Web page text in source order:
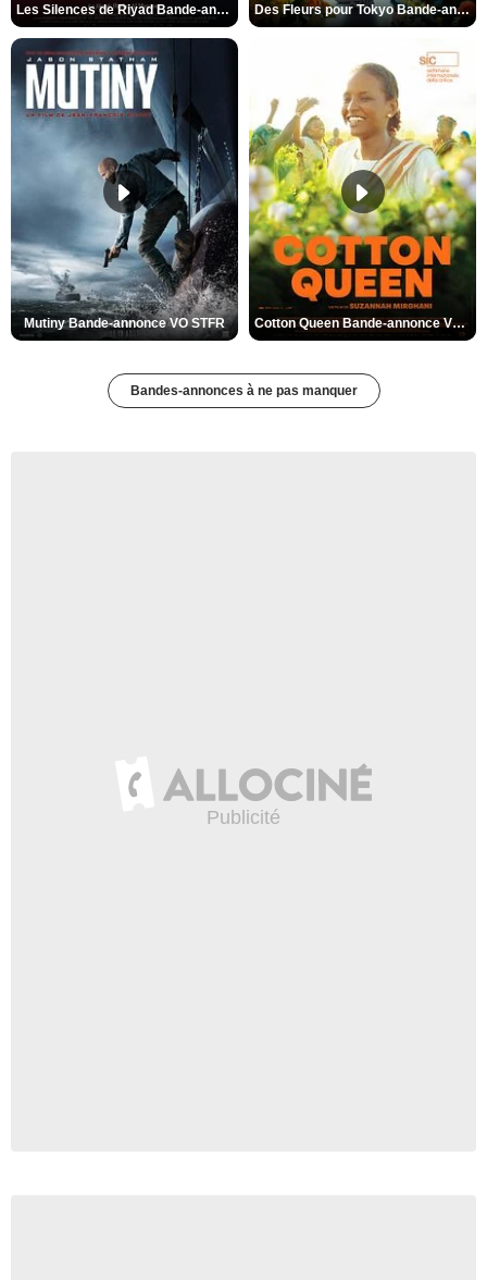
Les Silences de Riyad Bande-annonce VO STFR Des Fleurs pour Tokyo Bande-annonce VO STFR
Mutiny Bande-annonce VO STFR Cotton Queen Bande-annonce VO STFR
Bandes-annonces à ne pas manquer